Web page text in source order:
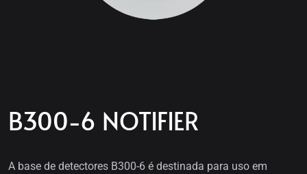
B300-6 NOTIFIER
A base de detectores B300-6 é destinada para uso em